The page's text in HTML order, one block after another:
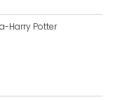
Harry Potter